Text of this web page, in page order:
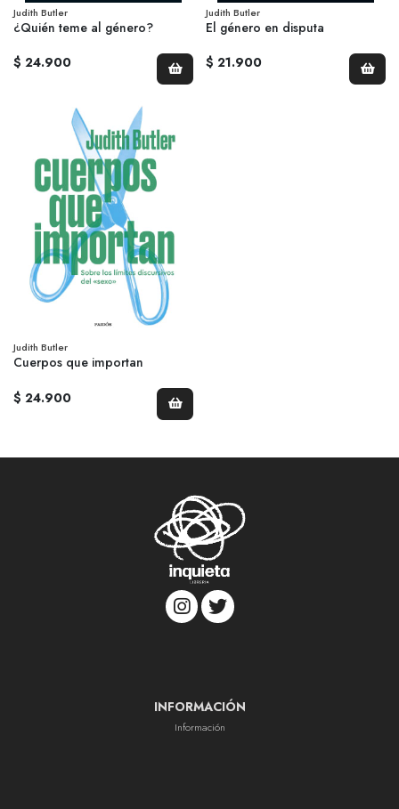
Judith Butler
¿Quién teme al género?
$ 24.900
Judith Butler
El género en disputa
$ 21.900
Judith Butler
Cuerpos que importan
$ 24.900
INFORMACIÓN
Información